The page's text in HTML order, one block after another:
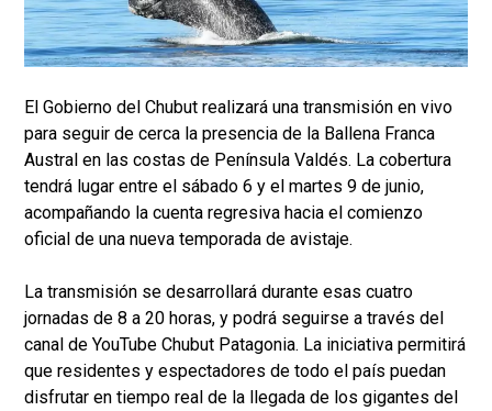
El Gobierno del Chubut realizará una transmisión en vivo
para seguir de cerca la presencia de la Ballena Franca
Austral en las costas de Península Valdés. La cobertura
tendrá lugar entre el sábado 6 y el martes 9 de junio,
acompañando la cuenta regresiva hacia el comienzo
oficial de una nueva temporada de avistaje.
La transmisión se desarrollará durante esas cuatro
jornadas de 8 a 20 horas, y podrá seguirse a través del
canal de YouTube Chubut Patagonia. La iniciativa permitirá
que residentes y espectadores de todo el país puedan
disfrutar en tiempo real de la llegada de los gigantes del